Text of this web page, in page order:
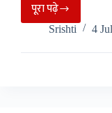
पूरा पढ़ेDehradun
:
wine
Srishti 4